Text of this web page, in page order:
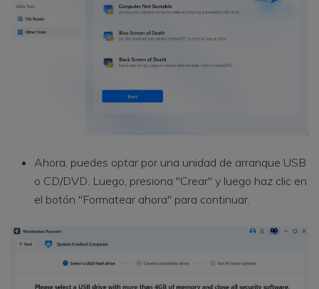
Ahora, puedes optar por una unidad de arranque USB
o CD/DVD. Luego, presiona "Crear" y luego haz clic en
el botón "Formatear ahora" para continuar.